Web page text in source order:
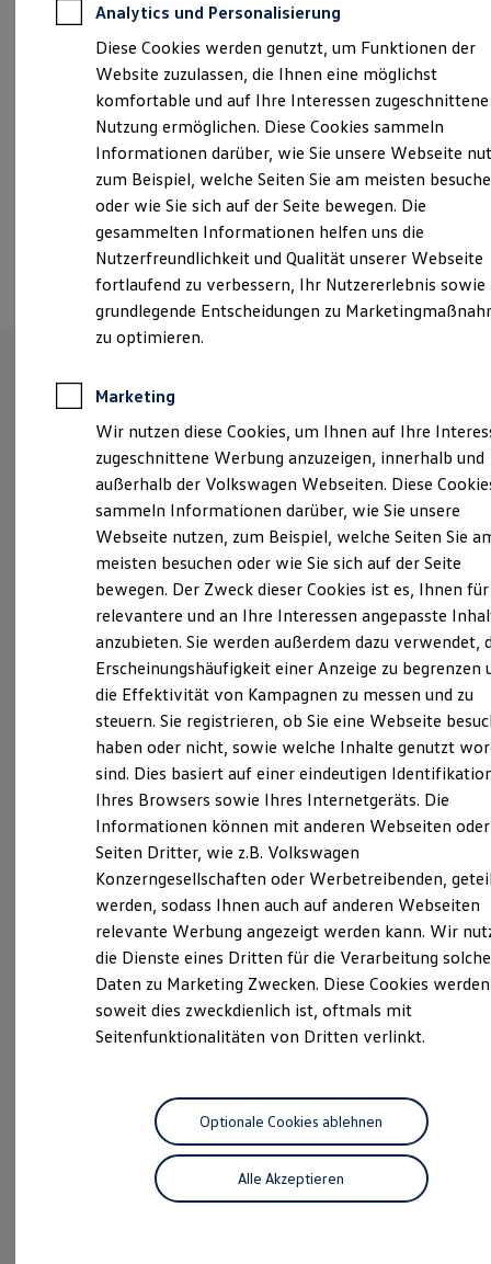
Für Gewerbekunden
Profi Paket
TopDeal
Gebrauchtwagen
ProfiPartner für Gebrauchtwagen
Zertifizierte Gebrauchtwagen
Finanzierung
Für Privatkunden
Für Gewerbekunden
Leasing
Für Privatkunden
Für Gewerbekunden
Versicherungen & Garantien
Garantien
Kfz-Versicherung für Nutzfahrzeuge
Restschuldversicherung
Wartungsverträge
Besitzer & Service
Sommer-Special
Reparatur, Pflege & Inspektion
Servicetermin anfragen
Service-Vorteile bei Volkswagen Nutzfahrzeuge
Economy Service
Räder & Reifen Service
Ersatzfahrzeuge
Notdienst und Pannenhilfe
Software, Konnektivität & Apps
California App
VW Connect für Ihren ID. Buzz
VW Connect für Ihren Transporter/Caravelle
VW Connect für Ihren Amarok
VW Connect für andere Modelle
Connect Pro
Fleet Interface Data
Multistop Pathfinder
Übersicht Software Updates
Hilfreiches für Besitzer
Fahrerassistenz- und Sicherheitssysteme
Kontrollleuchten
Kurzfahrprofile und Ölverdünnung
Batterieverordnung
XTL-Dieselkraftstoff
Ersatzteile und Betriebsflüssigkeiten
Original Zubehör und Lifestyle Produkte
myVolkswagen Business
Elektrisch & Autonom
Elektro - & Hybridfahrzeuge
Klimafreundlicher Strom
Ladezeitensimulator
Ladelösungen für Privatkunden
Ladelösungen für Gewerbekunden
Wallbox und Ladekabel
Bidirektionales Laden
Förderung & Kosten der Elektrofahrzeuge
kd.vw@autohaus-schueler.de
+49 3745 78870
Samstag
12:00
Ansprechpartner
Termin vereinbaren
Unsere Leistungen
Überblick
Neuwagen Nutzfahrzeuge
Neuwagen Caddy - Multivan -
California
ID.Buzz
Service
ServicePlus
Volkswagen Economy
Service
ZertifizierteGebrauchtwagen
Probefahrt
Analytics und Personalisierung
Diese Cookies werden genutzt, um Funktionen der
Website zuzulassen, die Ihnen eine möglichst
komfortable und auf Ihre Interessen zugeschnittene
Nutzung ermöglichen. Diese Cookies sammeln
Informationen darüber, wie Sie unsere Webseite
zum Beispiel, welche Seiten Sie am meisten
oder wie Sie sich auf der Seite bewegen. Die
gesammelten Informationen helfen uns die
Nutzerfreundlichkeit und Qualität unserer Webseite
fortlaufend zu verbessern, Ihr Nutzererlebnis sowie
grundlegende Entscheidungen zu
zu optimieren.
Marketing
Wir nutzen diese Cookies, um Ihnen auf Ihre
zugeschnittene Werbung anzuzeigen, innerhalb und
außerhalb der Volkswagen Webseiten. Diese
sammeln Informationen darüber, wie Sie unsere
Webseite nutzen, zum Beispiel, welche Seiten Sie
meisten besuchen oder wie Sie sich auf der Seite
bewegen. Der Zweck dieser Cookies ist es, Ihnen für
relevantere und an Ihre Interessen angepasste
anzubieten. Sie werden außerdem dazu verwendet,
Erscheinungshäufigkeit einer Anzeige zu begrenzen
die Effektivität von Kampagnen zu messen und zu
steuern. Sie registrieren, ob Sie eine Webseite
haben oder nicht, sowie welche Inhalte genutzt
sind. Dies basiert auf einer eindeutigen
Ihres Browsers sowie Ihres Internetgeräts. Die
Informationen können mit anderen Webseiten oder
Seiten Dritter, wie z.B. Volkswagen
Konzerngesellschaften oder Werbetreibenden,
werden, sodass Ihnen auch auf anderen Webseiten
relevante Werbung angezeigt werden kann. Wir
die Dienste eines Dritten für die Verarbeitung
Daten zu Marketing Zwecken. Diese Cookies
soweit dies zweckdienlich ist, oftmals mit
Seitenfunktionalitäten von Dritten verlinkt.
Alle Akzeptieren
Optionale Cookies ablehnen